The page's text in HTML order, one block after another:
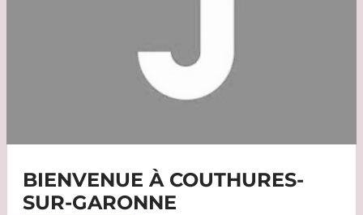
BIENVENUE À COUTHURES-
SUR-GARONNE